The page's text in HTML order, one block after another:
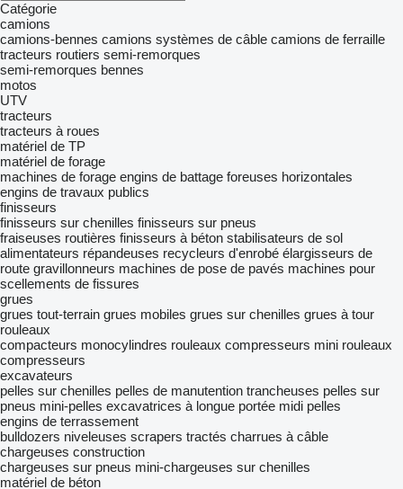
Catégorie
camions
camions-bennes camions systèmes de câble camions de ferraille
tracteurs routiers semi-remorques
semi-remorques bennes
motos
UTV
tracteurs
tracteurs à roues
matériel de TP
matériel de forage
machines de forage engins de battage foreuses horizontales
engins de travaux publics
finisseurs
finisseurs sur chenilles finisseurs sur pneus
fraiseuses routières finisseurs à béton stabilisateurs de sol
alimentateurs répandeuses recycleurs d'enrobé élargisseurs de
route gravillonneurs machines de pose de pavés machines pour
scellements de fissures
grues
grues tout-terrain grues mobiles grues sur chenilles grues à tour
rouleaux
compacteurs monocylindres rouleaux compresseurs mini rouleaux
compresseurs
excavateurs
pelles sur chenilles pelles de manutention trancheuses pelles sur
pneus mini-pelles excavatrices à longue portée midi pelles
engins de terrassement
bulldozers niveleuses scrapers tractés charrues à câble
chargeuses construction
chargeuses sur pneus mini-chargeuses sur chenilles
matériel de béton